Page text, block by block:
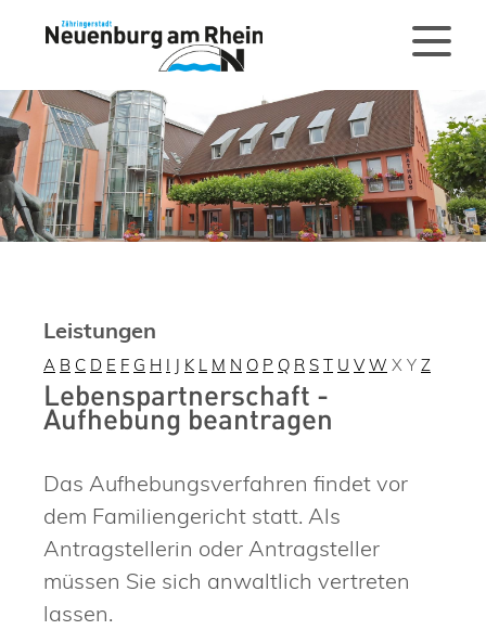
Leistungen
A B C D E F G H I J K L M N O P Q R S T U V W X Y Z
Lebenspartnerschaft -
Aufhebung beantragen
Das Aufhebungsverfahren findet vor
dem Familiengericht statt. Als
Antragstellerin oder Antragsteller
müssen Sie sich anwaltlich vertreten
lassen.